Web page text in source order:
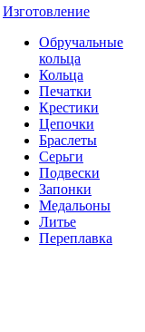
Изготовление
Обручальные
кольца
Кольца
Печатки
Крестики
Цепочки
Браслеты
Серьги
Подвески
Запонки
Медальоны
Литье
Переплавка